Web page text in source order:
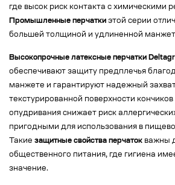
где высок риск контакта с химическими
Промышленные перчатки этой серии
большей толщиной и удлиненной
Высокопрочные латексные перчатки
обеспечивают защиту предплечья
манжете и гарантируют надежный
текстурированной поверхности
опудривания снижает риск
пригодными для использования в
Такие защитные свойства перчаток важны
общественного питания, где гигиена
значение.